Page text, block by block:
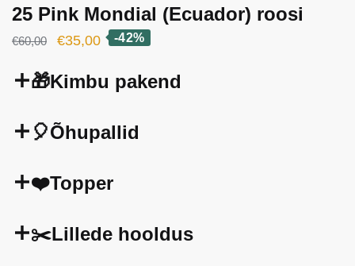
25 Pink Mondial (Ecuador) roosi
€60,00
Algne
oli:
€35,00Current
is:
-42%
🎁Kimbu pakend
🎈Õhupallid
❤️Topper
✂️Lillede hooldus